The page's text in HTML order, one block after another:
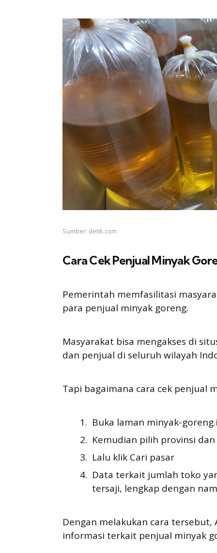
Sumber: detik.com
Cara Cek Penjual Minyak
Pemerintah memfasilitasi
para penjual minyak goreng.
Masyarakat bisa mengakses di
dan penjual di seluruh wilayah
Tapi bagaimana cara cek penjual
Buka laman minyak-
Kemudian pilih provinsi
Lalu klik Cari pasar
Data terkait jumlah toko
tersaji, lengkap dengan
Dengan melakukan cara
informasi terkait penjual minyak